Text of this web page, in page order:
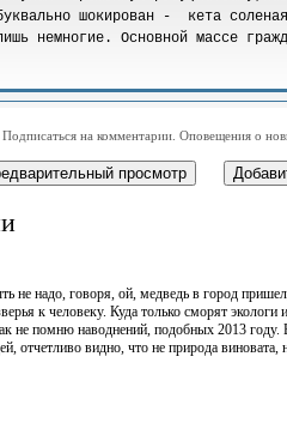
-
-
-
-
-
-
-
-
-
-
Подписаться на комментарии. Оповещения о
не надо, говоря, ой, медведь в город
к человеку. Куда только сморят
не помню наводнений, подобных 2013 году.
отчетливо видно, что не природа